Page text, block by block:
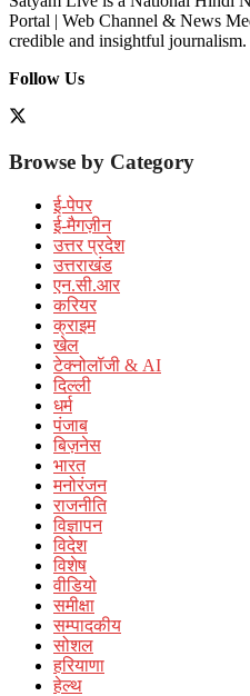
Portal | Web Channel & News
credible and insightful journalism.
Follow Us
Browse by Category
ई-पेपर
ई-मैगज़ीन
उत्तर प्रदेश
उत्तराखंड
एन.सी.आर
करियर
क्राइम
खेल
टेक्नोलॉजी & AI
दिल्ली
धर्म
पंजाब
बिज़नेस
भारत
मनोरंजन
राजनीति
विज्ञापन
विदेश
विशेष
वीडियो
समीक्षा
सम्पादकीय
सोशल
हरियाणा
हेल्थ